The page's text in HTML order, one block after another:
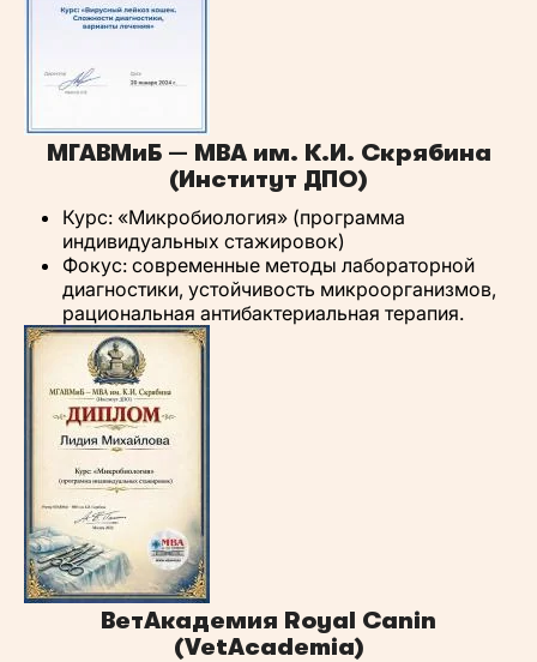
МГАВМиБ — МВА им. К.И. Скрябина
(Институт ДПО)
Курс: «Микробиология» (программа
индивидуальных стажировок)
Фокус: современные методы лабораторной
диагностики, устойчивость микроорганизмов,
рациональная антибактериальная терапия.
ВетАкадемия Royal Canin
(VetAcademia)